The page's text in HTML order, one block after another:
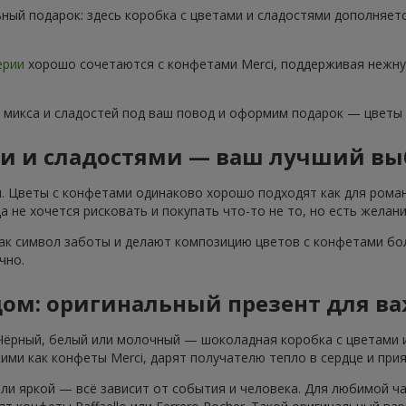
подарок: здесь коробка с цветами и сладостями
хорошо сочетаются с конфетами Merci, поддерживая
и сладостей под ваш повод и оформим подарок —
и сладостями — ваш лучший
с конфетами одинаково хорошо подходят как для
хочется рисковать и покупать что-то не то, но есть
символ заботы и делают композицию цветов с конфетами
оригинальный презент для
белый или молочный — шоколадная коробка с цветами
как конфеты Merci, дарят получателю тепло в сердце и
яркой — всё зависит от события и человека. Для любимой